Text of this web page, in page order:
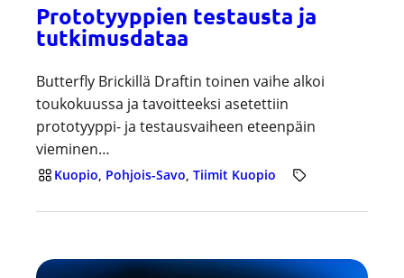
Prototyyppien testausta ja
tutkimusdataa
Butterfly Brickillä Draftin toinen vaihe alkoi
toukokuussa ja tavoitteeksi asetettiin
prototyyppi- ja testausvaiheen eteenpäin
vieminen…
Kuopio, Pohjois-Savo, Tiimit Kuopio